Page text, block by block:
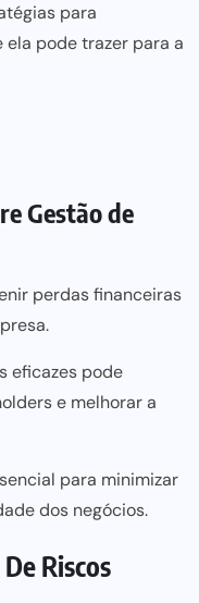
para
pode trazer para a
Gestão de
perdas financeiras
eficazes pode
e melhorar a
para minimizar
dos negócios.
Riscos